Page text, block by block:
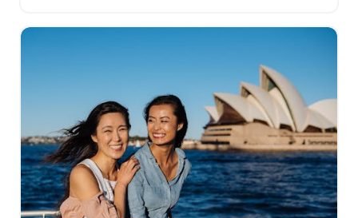
わせをシェア。オーシャン…